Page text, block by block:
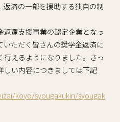
済の一部を援助する独自の制
返還支援事業の認定企業となっ
ただく皆さんの奨学金返済に
えるようになりました。さっ
しい内容につきましては下記
koyo/syougakukin/syougak